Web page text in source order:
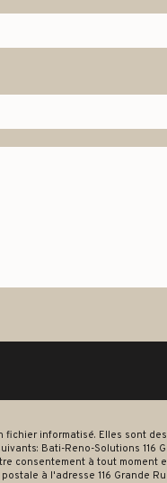
informatisé. Elles sont
Bati-Reno-Solutions 116
consentement à tout moment
à l'adresse 116 Grande